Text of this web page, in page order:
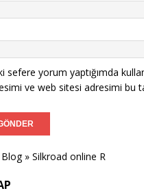
sefere yorum yaptığımda
ve web sitesi adresimi bu
Blog» Silkroad online R